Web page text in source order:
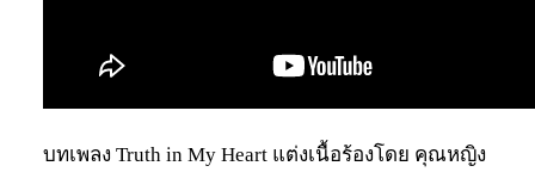
บทเพลง Truth in My Heart แต่งเนื้อร้องโดย คุณหญิง